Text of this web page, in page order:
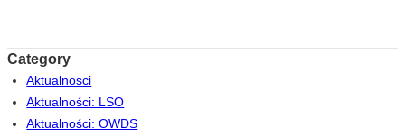
Category
Aktualnosci
Aktualności: LSO
Aktualności: OWDS